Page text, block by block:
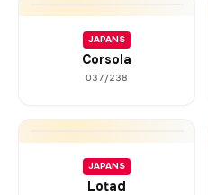
JAPANS
Corsola
037/238
JAPANS
Lotad